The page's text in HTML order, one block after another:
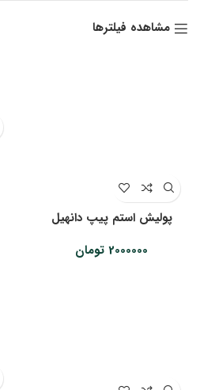
مشاهده فیلترها
پولیش استم پیپ دانهیل
2000000 تومان